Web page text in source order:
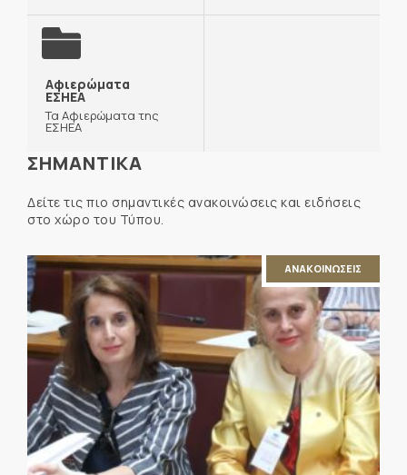
Αφιερώματα
ΕΣΗΕΑ
Τα Αφιερώματα της
ΕΣΗΕΑ
ΣΗΜΑΝΤΙΚΑ
Δείτε τις πιο σημαντικές ανακοινώσεις και ειδήσεις
στο χώρο του Τύπου.
ΑΝΑΚΟΙΝΩΣΕΙΣ